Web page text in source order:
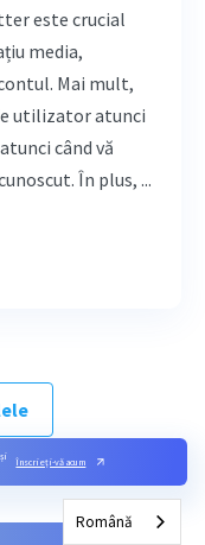
Înscrieți-vă acum
este crucial
media,
Mai mult,
utilizator atunci
când vă
În plus, ...
Română